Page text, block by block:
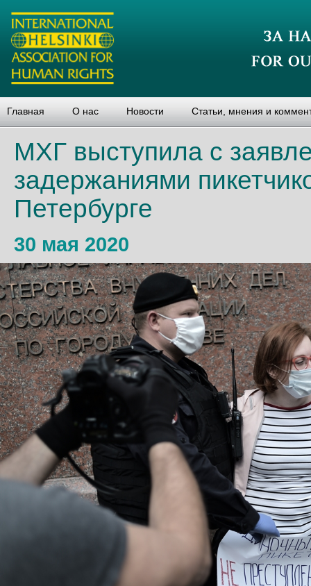
Главная О нас Новости Статьи, мнения и
МХГ выступила с
задержаниями
Петербурге
30 мая 2020